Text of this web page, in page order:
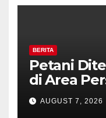
BERITA
Petani
di Area
Polisi
Tanda
AUGUST 7, 2026